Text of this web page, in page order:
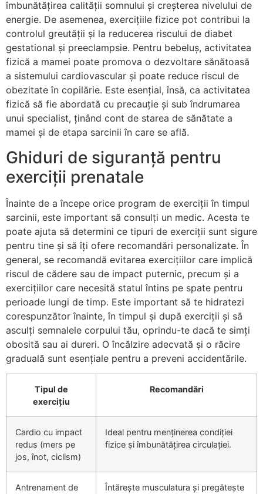
îmbunătățirea calității somnului și creșterea nivelului de
energie. De asemenea, exercițiile fizice pot contribui la
controlul greutății și la reducerea riscului de diabet
gestational și preeclampsie. Pentru bebeluș, activitatea
fizică a mamei poate promova o dezvoltare sănătoasă
a sistemului cardiovascular și poate reduce riscul de
obezitate în copilărie. Este esențial, însă, ca activitatea
fizică să fie abordată cu precauție și sub îndrumarea
unui specialist, ținând cont de starea de sănătate a
mamei și de etapa sarcinii în care se află.
Ghiduri de siguranță pentru
exerciții prenatale
Înainte de a începe orice program de exerciții în timpul
sarcinii, este important să consulți un medic. Acesta te
poate ajuta să determini ce tipuri de exerciții sunt sigure
pentru tine și să îți ofere recomandări personalizate. În
general, se recomandă evitarea exercițiilor care implică
riscul de cădere sau de impact puternic, precum și a
exercițiilor care necesită statul întins pe spate pentru
perioade lungi de timp. Este important să te hidratezi
corespunzător înainte, în timpul și după exerciții și să
asculți semnalele corpului tău, oprindu-te dacă te simți
obosită sau ai dureri. O încălzire adecvată și o răcire
graduală sunt esențiale pentru a preveni accidentările.
Tipul de
exercițiu
Recomandări
Cardio cu impact
redus (mers pe
jos, înot, ciclism)
Ideal pentru menținerea condiției
fizice și îmbunătățirea circulației.
Antrenament de
Întărește musculatura și pregătește